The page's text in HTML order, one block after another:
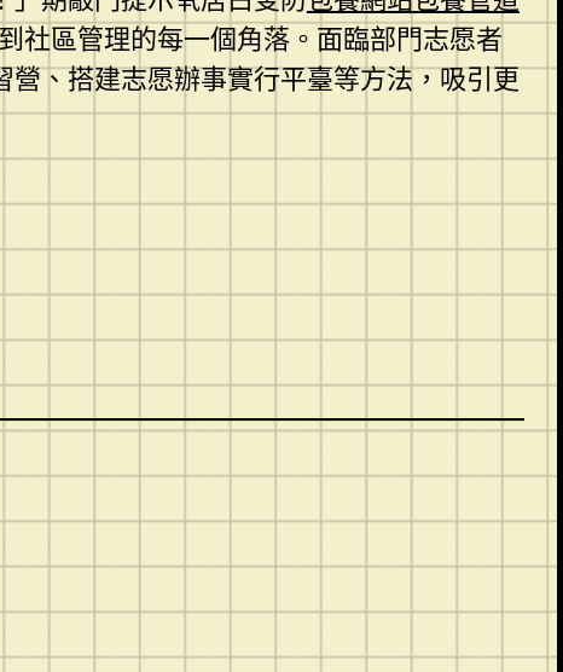
社區管理的每一個角落。面臨部門志愿者
、搭建志愿辦事實行平臺等方法，吸引更